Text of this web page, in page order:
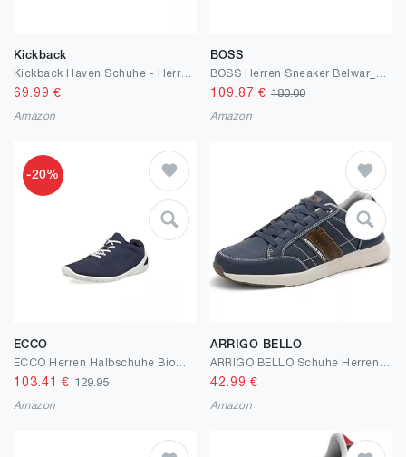
Kickback
Kickback Haven Schuhe - Herren Mokassins - Leicht, geschnürt und lässig
69.99 €
Amazon
BOSS
109.87 € 180.00
Amazon
-20%
ECCO
103.41 €129.95
Amazon
ARRIGO BELLO
42.99 €
Amazon